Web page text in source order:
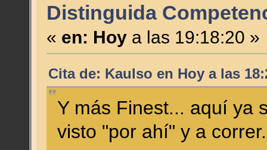
Distinguida
« en: Hoya las 19:18:20 »
Cita de: Kaulso en Hoya las
Y más Finest... aquí ya
visto "por ahí" y a